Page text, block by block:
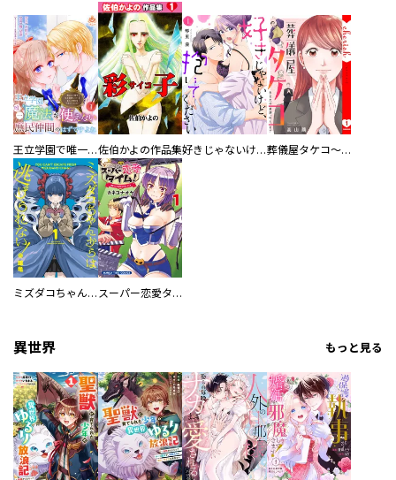
王立学園で唯一魔法が使えない庶民仲間のはずですよね～実は王子様で私を溺愛しているなんて告白はやめてください～佐伯かよの作品集 好きじゃないけど、抱いてください【電子単行本版／特典おまけ付き】 葬儀屋タケコ～あなたの最期、叶えます【電子単行本版】
ミズダコちゃんからは逃げられない！ スーパー恋愛タイム！～現場でドＳな彼女は自宅でデレる～
異世界 もっと見る